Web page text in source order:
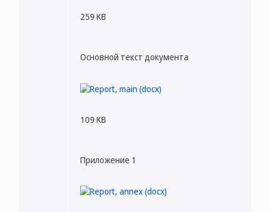
259 KB
Основной текст документа
109 KB
Приложение 1